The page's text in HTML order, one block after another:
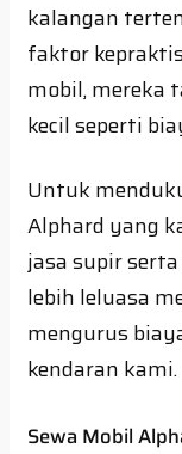
kalangan
faktor
mobil, mereka
kecil seperti
Untuk
Alphard yang
jasa supir
lebih leluasa
mengurus
kendaran kami.
Sewa Mobil